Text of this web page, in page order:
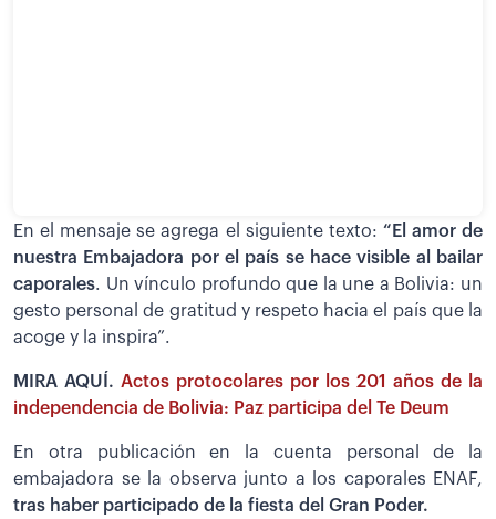
En el mensaje se agrega el siguiente texto: “El amor de
nuestra Embajadora por el país se hace visible al bailar
caporales. Un vínculo profundo que la une a Bolivia: un
gesto personal de gratitud y respeto hacia el país que la
acoge y la inspira”.
MIRA AQUÍ. Actos protocolares por los 201 años de la
independencia de Bolivia: Paz participa del Te Deum
En otra publicación en la cuenta personal de la
embajadora se la observa junto a los caporales ENAF,
tras haber participado de la fiesta del Gran Poder.